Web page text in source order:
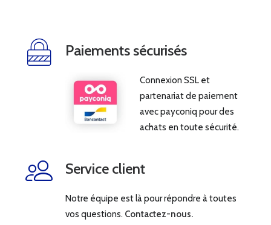
Paiements sécurisés
Connexion SSL et
partenariat de paiement
avec payconiq pour des
achats en toute sécurité.
Service client
Notre équipe est là pour répondre à toutes
vos questions. Contactez-nous.